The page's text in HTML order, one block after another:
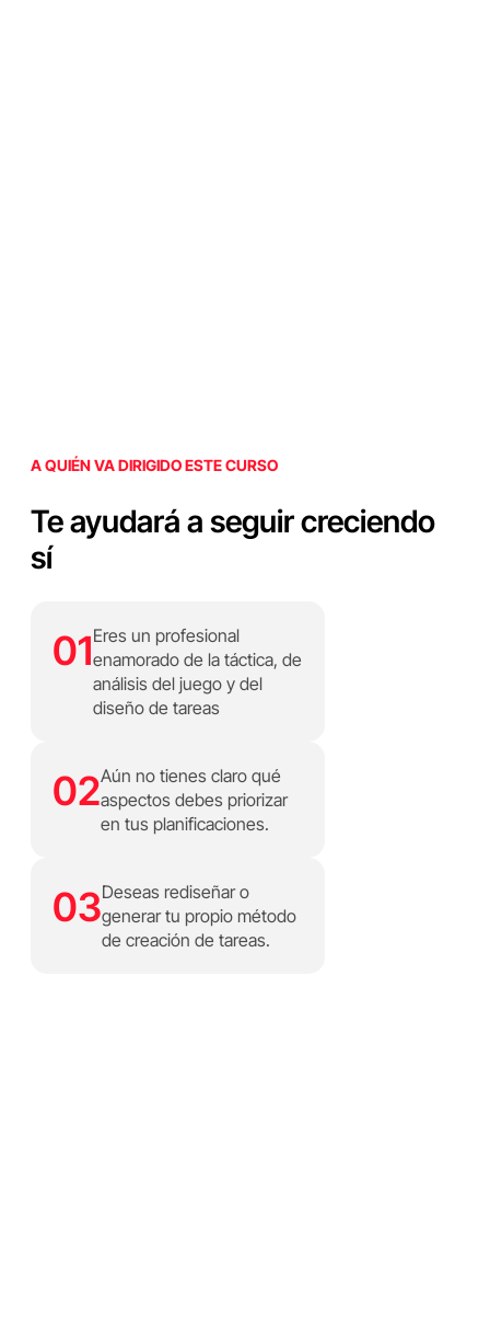
A QUIÉN VA DIRIGIDO ESTE CURSO
Te ayudará a seguir creciendo
sí
01Eres un profesional
enamorado de la táctica, de
análisis del juego y del
diseño de tareas
02Aún no tienes claro qué
aspectos debes priorizar
en tus planificaciones.
03Deseas rediseñar o
generar tu propio método
de creación de tareas.